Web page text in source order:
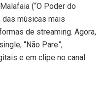
(“O Poder do
das músicas mais
de streaming. Agora,
“Não Pare”,
e em clipe no canal